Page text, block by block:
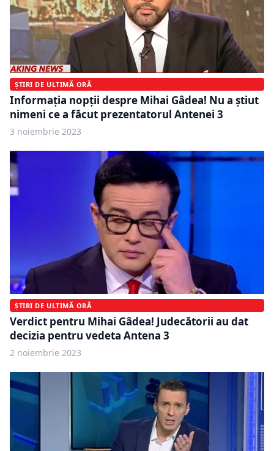
ȘTIRI DE ULTIMĂ ORĂ
Informația nopții despre Mihai Gâdea! Nu a știut
nimeni ce a făcut prezentatorul Antenei 3
3 noiembrie 2023
ȘTIRI DE ULTIMĂ ORĂ
Verdict pentru Mihai Gâdea! Judecătorii au dat
decizia pentru vedeta Antena 3
2 noiembrie 2023